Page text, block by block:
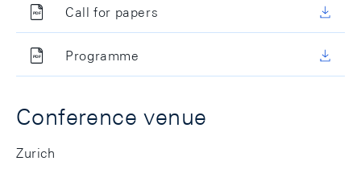
Call for papers
Programme
Conference venue
Zurich